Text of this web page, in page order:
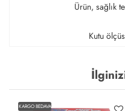
Ürün, sağlık
Kutu
KARGO BEDAVA